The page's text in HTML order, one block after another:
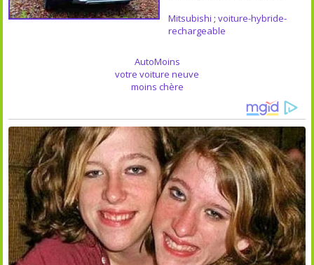
Mitsubishi ; voiture-hybride-
rechargeable
AutoMoins
votre voiture neuve
moins chère